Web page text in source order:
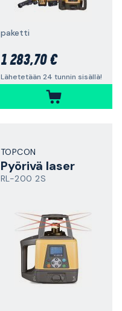
paketti
1 283,70 €
Lähetetään 24 tunnin sisällä!
TOPCON
Pyörivä laser
RL-200 2S